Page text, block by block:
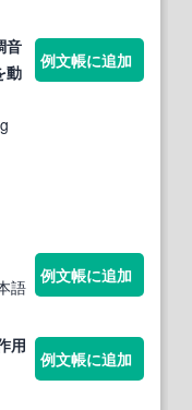
音
動
例文帳に追加
語
例文帳に追加
用
例文帳に追加